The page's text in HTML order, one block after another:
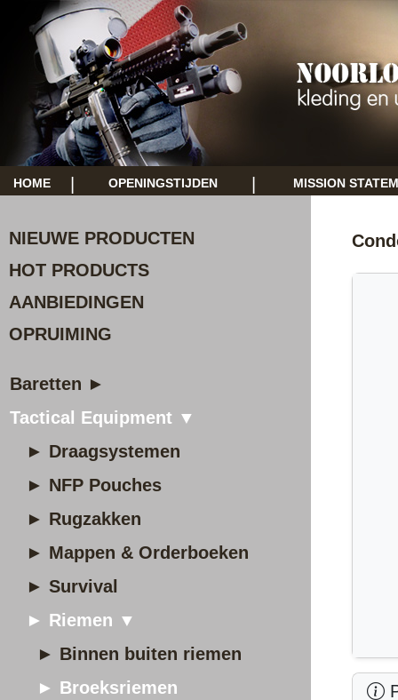
HOME OPENINGSTIJDEN MISSION
NIEUWE PRODUCTEN
HOT PRODUCTS
AANBIEDINGEN
OPRUIMING
Baretten ►
Tactical Equipment ▼
► Draagsystemen
► NFP Pouches
► Rugzakken
► Mappen & Orderboeken
► Survival
► Riemen ▼
► Binnen buiten riemen
► Broeksriemen